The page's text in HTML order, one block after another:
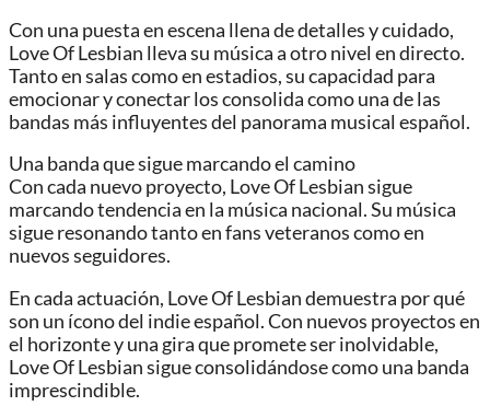
Con una puesta en escena llena de detalles y cuidado,
Love Of Lesbian lleva su música a otro nivel en directo.
Tanto en salas como en estadios, su capacidad para
emocionar y conectar los consolida como una de las
bandas más influyentes del panorama musical español.
Una banda que sigue marcando el camino
Con cada nuevo proyecto, Love Of Lesbian sigue
marcando tendencia en la música nacional. Su música
sigue resonando tanto en fans veteranos como en
nuevos seguidores.
En cada actuación, Love Of Lesbian demuestra por qué
son un ícono del indie español. Con nuevos proyectos en
el horizonte y una gira que promete ser inolvidable,
Love Of Lesbian sigue consolidándose como una banda
imprescindible.